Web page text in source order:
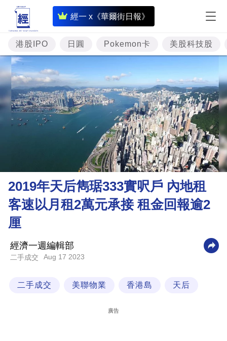
經一 x《華爾街日報》
即
時
財
經
專
題
投
理
財
商
科
技
港股IPO 日圓 Pokemon卡 美股科技股
2019年天后雋琚333實呎戶 內地租
客速以月租2萬元承接 租金回報逾2
厘
經濟一週編輯部
二手成交 Aug 17 2023
二手成交 美聯物業 香港島 天后
廣告